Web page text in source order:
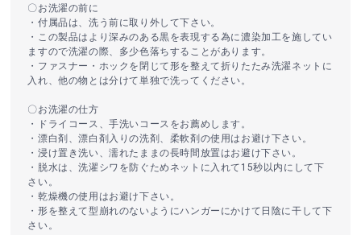
〇お洗濯の前に
・付属品は、洗う前に取り外して下さい。
・この製品はより深みのある黒を表現する為に濃染加工を施してい
ますので洗濯の際、多少色落ちすることがあります。
・ファスナー・ホックを閉じて形を整えて折りたたみ洗濯ネットに
入れ、他の物とは分けて単独で洗ってください。
〇お洗濯の仕方
・ドライコース、手洗いコースをお薦めします。
・漂白剤、漂白剤入りの洗剤、柔軟剤の使用はお避け下さい。
・浸け置き洗い、濡れたままの長時間放置はお避け下さい。
・脱水は、洗濯シワを防ぐためネットに入れて15秒以内にして下
さい。
・乾燥機の使用はお避け下さい。
・形を整えて型崩れのないようにハンガーにかけて日陰に干して下
さい。